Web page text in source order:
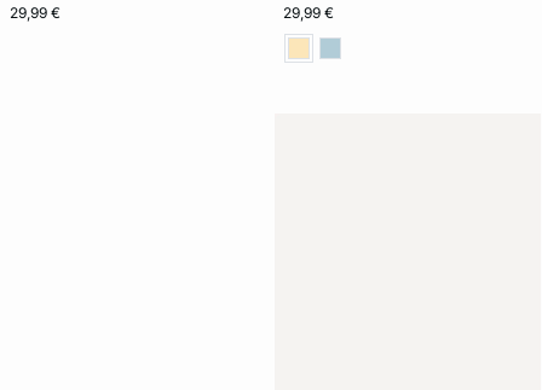
29,99 € 29,99 €